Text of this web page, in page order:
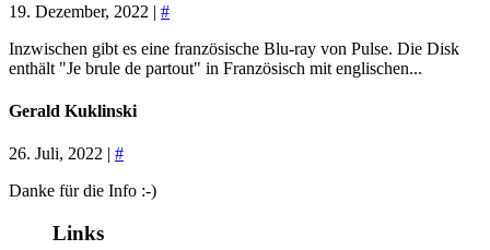
19. Dezember, 2022 | #
Inzwischen gibt es eine französische Blu-ray von Pulse. Die Disk
enthält "Je brule de partout" in Französisch mit englischen...
Gerald Kuklinski
26. Juli, 2022 | #
Danke für die Info :-)
Links